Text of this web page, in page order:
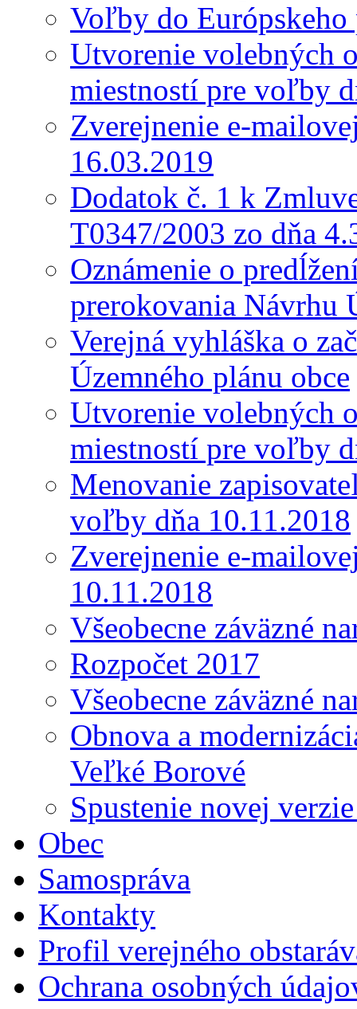
Voľby do Európskeho
Utvorenie volebných
miestností pre voľby
Zverejnenie e-
16.03.2019
Dodatok č. 1 k
T0347/2003 zo dňa
Oznámenie o
prerokovania Návrhu
Verejná vyhláška o
Územného plánu obce
Utvorenie volebných
miestností pre voľby
Menovanie
voľby dňa 10.11.2018
Zverejnenie e-
10.11.2018
Všeobecne záväzné
Rozpočet 2017
Všeobecne záväzné
Obnova a
Veľké Borové
Spustenie novej
Obec
Samospráva
Kontakty
Profil verejného
Ochrana osobných